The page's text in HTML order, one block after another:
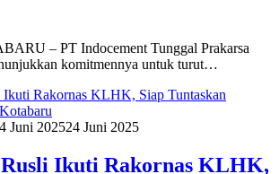
– PT Indocement Tunggal Prakarsa
komitmennya untuk turut…
Juni 202524 Juni 2025
Ikuti Rakornas KLHK,